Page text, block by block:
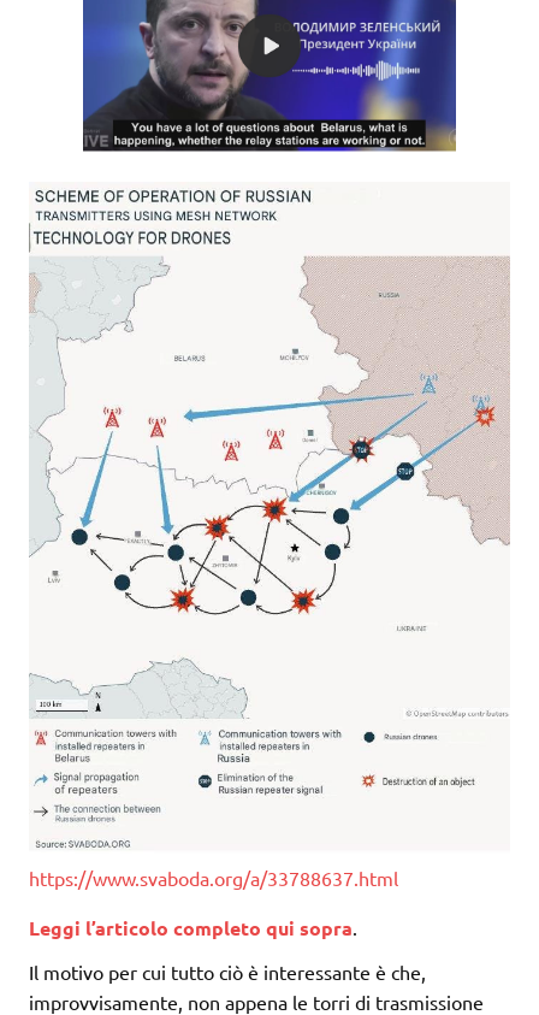
https://www.svaboda.org/a/33788637.html
Leggi l’articolo completo qui sopra
Il motivo per cui tutto ciò è interessante è che,
improvvisamente, non appena le torri di trasmissione